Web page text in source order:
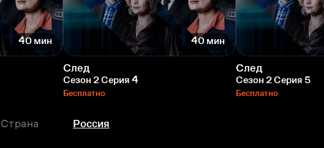
40 мин 40 мин
След
Сезон 2 Серия 4
Бесплатно
След
Сезон 2 Серия 5
Бесплатно
Страна Россия